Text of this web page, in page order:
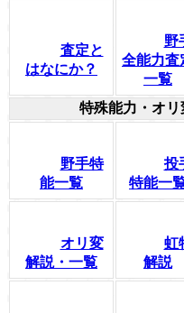
査定と
はなにか？
野
全能力査
一覧
特殊能力・オ
野手特
能一覧
投
特能一
オリ変
解説・一覧
虹
解説